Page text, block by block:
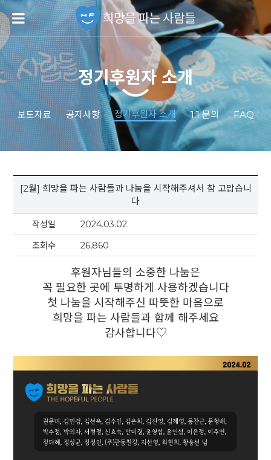
정기후원자 소개
보도자료 공지사항 정기후원자 소개 1:1 문의 FAQ
[2월] 희망을 파는 사람들과 나눔을 시작해주셔서 참 고맙습니
다
작성일
2024.03.02.
조회수
26,860
후원자님들의 소중한 나눔은
꼭 필요한 곳에 투명하게 사용하겠습니다
첫 나눔을 시작해주신 따뜻한 마음으로
희망을 파는 사람들과 함께 해주세요
감사합니다♡